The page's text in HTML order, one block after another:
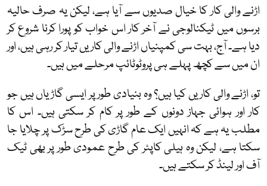
اڑنے والی کار کا خیال صدیوں سے آیا ہے، لیکن یہ صرف حالیہ
برسوں میں ٹیکنالوجی نے آخر کار اس خواب کو پورا کرنا شروع کر
دیا ہے۔ آج، بہت سی کمپنیاں اڑنے والی کاریں تیار کر رہی ہیں، اور
ان میں سے کچھ پہلے ہی پروٹوٹائپ مرحلے میں ہیں۔
تو، اڑنے والی کاریں کیا ہیں؟ وہ بنیادی طور پر ایسی گاڑیاں ہیں جو
کار اور ہوائی جہاز دونوں کے طور پر کام کر سکتی ہیں۔ اس کا
مطلب یہ ہے کہ انہیں ایک عام گاڑی کی طرح سڑک پر چلایا جا
سکتا ہے، لیکن وہ ہیلی کاپٹر کی طرح عمودی طور پر بھی ٹیک
آف اور لینڈ کر سکتے ہیں۔